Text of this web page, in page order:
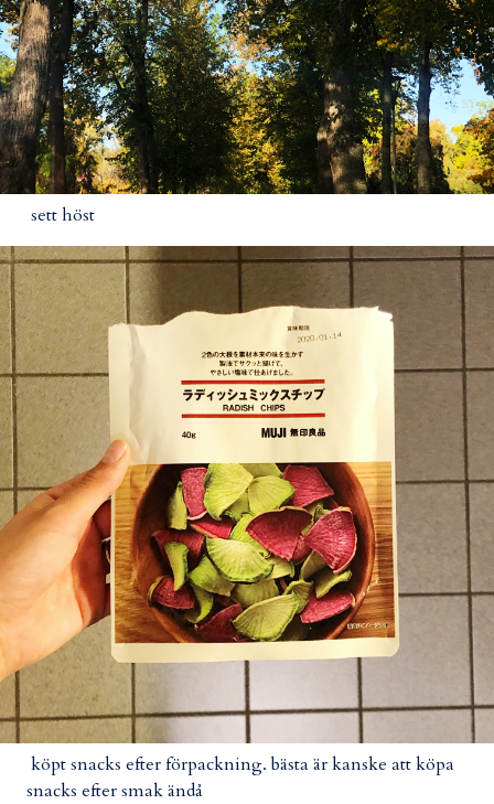
sett höst
köpt snacks efter förpackning. bästa är kanske att köpa
snacks efter smak ändå